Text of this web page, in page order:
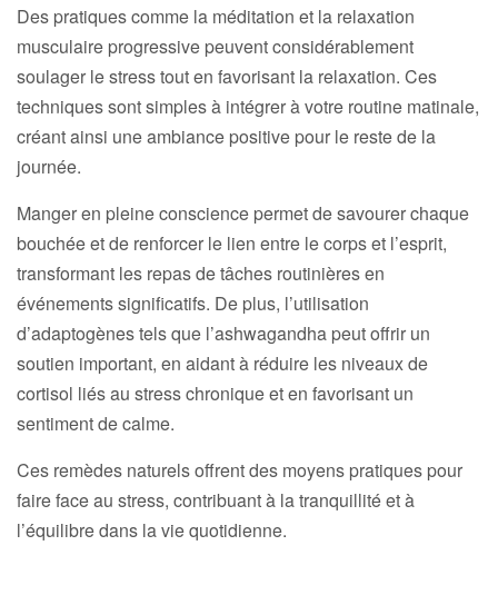
Des pratiques comme la méditation et la relaxation
musculaire progressive peuvent considérablement
soulager le stress tout en favorisant la relaxation. Ces
techniques sont simples à intégrer à votre routine matinale,
créant ainsi une ambiance positive pour le reste de la
journée.
Manger en pleine conscience permet de savourer chaque
bouchée et de renforcer le lien entre le corps et l’esprit,
transformant les repas de tâches routinières en
événements significatifs. De plus, l’utilisation
d’adaptogènes tels que l’ashwagandha peut offrir un
soutien important, en aidant à réduire les niveaux de
cortisol liés au stress chronique et en favorisant un
sentiment de calme.
Ces remèdes naturels offrent des moyens pratiques pour
faire face au stress, contribuant à la tranquillité et à
l’équilibre dans la vie quotidienne.